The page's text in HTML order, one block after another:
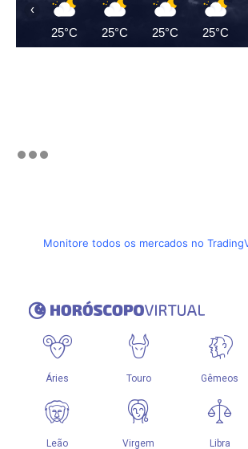
25°C 25°C 25°C 25°C
‹
Monitore todos os mercados no